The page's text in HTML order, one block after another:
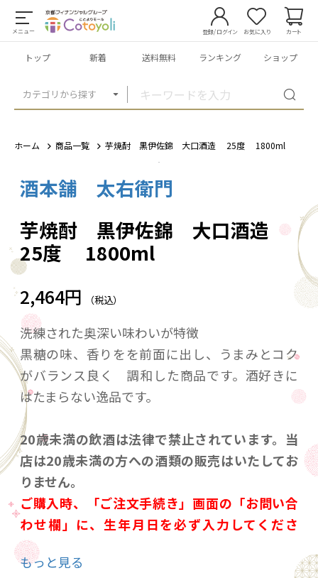
メニュー
カテゴリから探す
登録/ログイン お気に入り カート
トップ 新着 送料無料 ランキング ショップ
ホーム 商品一覧 芋焼酎 黒伊佐錦 大口酒造 25度 1800ml
酒本舗 太右衛門
芋焼酎 黒伊佐錦 大口酒造
25度 1800ml
2,464円 （税込）
洗練された奥深い味わいが特徴
黒糖の味、香りをを前面に出し、うまみとコク
がバランス良く 調和した商品です。酒好きに
はたまらない逸品です。
20歳未満の飲酒は法律で禁止されています。当
店は20歳未満の方への酒類の販売はいたしてお
りません。
ご購入時、「ご注文手続き」画面の「お問い合
わせ欄」に、生年月日を必ず入力してくださ
い。
ことよりモール会員で生年月日登録済みの方
もっと見る